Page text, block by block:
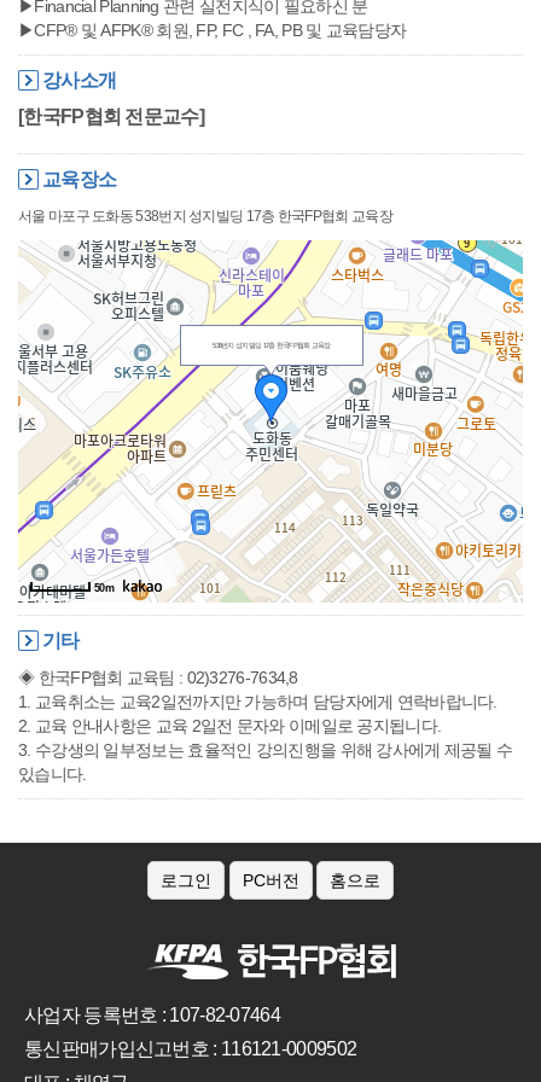
▶Financial Planning 관련 실전지식이 필요하신 분
▶CFP® 및 AFPK® 회원, FP, FC , FA, PB 및 교육담당자
강사소개
[한국FP협회 전문교수]
교육장소
서울 마포구 도화동 538번지 성지빌딩 17층 한국FP협회 교육장
538번지 성지빌딩 17층 한국FP협회 교육장
50m
기타
◈ 한국FP협회 교육팀 : 02)3276-7634,8
1. 교육취소는 교육2일전까지만 가능하며 담당자에게 연락바랍니다.
2. 교육 안내사항은 교육 2일전 문자와 이메일로 공지됩니다.
3. 수강생의 일부정보는 효율적인 강의진행을 위해 강사에게 제공될 수
있습니다.
로그인 PC버전 홈으로
사업자 등록번호 : 107-82-07464
통신판매가입신고번호 : 116121-0009502